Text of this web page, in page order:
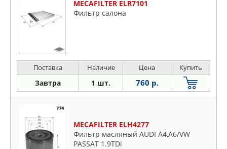
MECAFILTER ELR7101
Фильтр салона
Поставка Наличие Цена Купить
Завтра 1 шт. 760 р.
MECAFILTER ELH4277
Фильтр масляный AUDI A4,A6/VW
PASSAT 1.9TDi